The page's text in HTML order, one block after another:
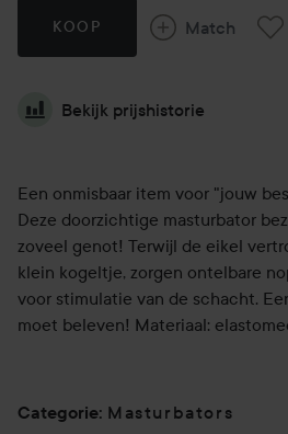
KOOP Match
Bekijk prijshistorie
Een onmisbaar item voor "jouw
Deze doorzichtige masturbator
zoveel genot! Terwijl de eikel
klein kogeltje, zorgen ontelbare
voor stimulatie van de schacht.
moet beleven! Materiaal:
Categorie: Masturbators